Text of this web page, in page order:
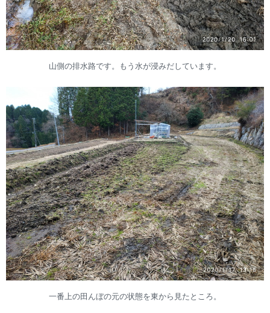
山側の排水路です。もう水が浸みだしています。
一番上の田んぼの元の状態を東から見たところ。